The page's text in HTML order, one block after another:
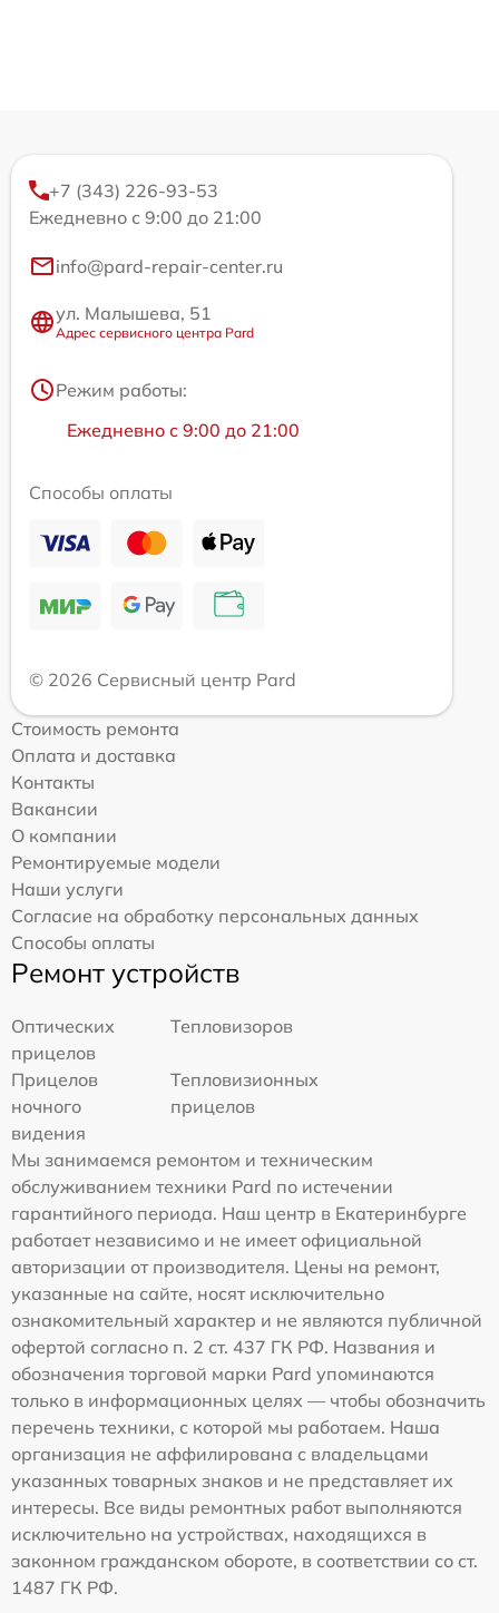
+7 (343) 226-93-53
Ежедневно с 9:00 до 21:00
info@pard-repair-center.ru
ул. Малышева, 51
Адрес сервисного центра Pard
Режим работы:
Ежедневно с 9:00 до 21:00
Способы оплаты
© 2026 Сервисный центр Pard
Стоимость ремонта
Оплата и доставка
Контакты
Вакансии
О компании
Ремонтируемые модели
Наши услуги
Согласие на обработку персональных данных
Способы оплаты
Ремонт устройств
Оптических
прицелов
Тепловизоров
Прицелов
ночного
видения
Тепловизионных
прицелов
Мы занимаемся ремонтом и техническим
обслуживанием техники Pard по истечении
гарантийного периода. Наш центр в Екатеринбурге
работает независимо и не имеет официальной
авторизации от производителя. Цены на ремонт,
указанные на сайте, носят исключительно
ознакомительный характер и не являются публичной
офертой согласно п. 2 ст. 437 ГК РФ. Названия и
обозначения торговой марки Pard упоминаются
только в информационных целях — чтобы обозначить
перечень техники, с которой мы работаем. Наша
организация не аффилирована с владельцами
указанных товарных знаков и не представляет их
интересы. Все виды ремонтных работ выполняются
исключительно на устройствах, находящихся в
законном гражданском обороте, в соответствии со ст.
1487 ГК РФ.